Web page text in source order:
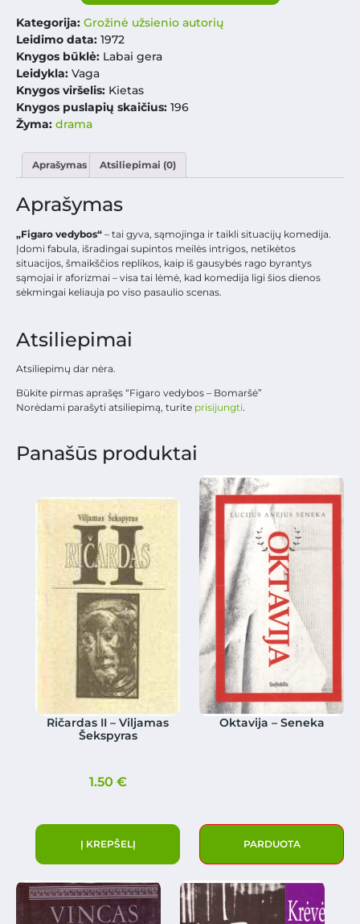
Kategorija: Grožinė užsienio autorių
Leidimo data: 1972
Knygos būklė: Labai gera
Leidykla: Vaga
Knygos viršelis: Kietas
Knygos puslapių skaičius: 196
Žyma: drama
Aprašymas Atsiliepimai (0)
Aprašymas
„Figaro vedybos“ – tai gyva, sąmojinga ir taikli situacijų komedija.
Įdomi fabula, išradingai supintos meilės intrigos, netikėtos
situacijos, šmaikščios replikos, kaip iš gausybės rago byrantys
sąmojai ir aforizmai – visa tai lėmė, kad komedija ligi šios dienos
sėkmingai keliauja po viso pasaulio scenas.
Atsiliepimai
Atsiliepimų dar nėra.
Būkite pirmas aprašęs “Figaro vedybos – Bomaršė”
Norėdami parašyti atsiliepimą, turite prisijungti.
Panašūs produktai
Ričardas II – Viljamas
Šekspyras
1.50 €
Į KREPŠELĮ
Oktavija – Seneka
PARDUOTA